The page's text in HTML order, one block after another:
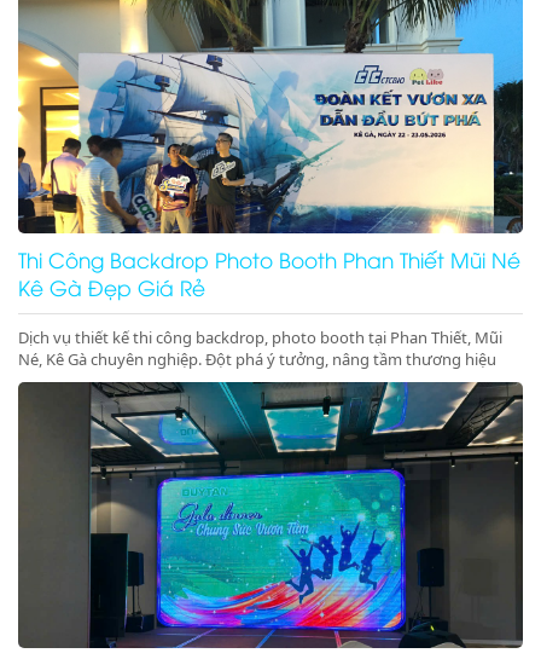
Thi Công Backdrop Photo Booth Phan Thiết Mũi Né
Kê Gà Đẹp Giá Rẻ
Dịch vụ thiết kế thi công backdrop, photo booth tại Phan Thiết, Mũi
Né, Kê Gà chuyên nghiệp. Đột phá ý tưởng, nâng tầm thương hiệu
cho sự kiện của bạn. Gọi ngay!